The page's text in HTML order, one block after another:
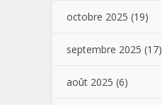
octobre 2025 (19)
septembre 2025 (17)
août 2025 (6)